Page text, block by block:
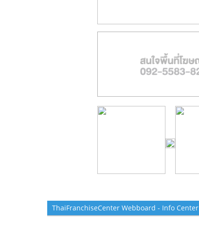
ThaiFranchiseCenter Webboard - Info Center